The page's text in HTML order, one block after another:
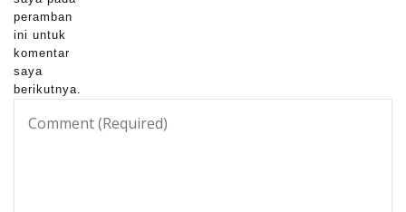
peramban
ini untuk
komentar
saya
berikutnya.